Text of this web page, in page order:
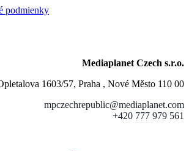
podmienky
Mediaplanet Czech s.r.o.
1603/57, Praha , Nové Město 110 00
mpczechrepublic@mediaplanet.com
+420 777 979 561